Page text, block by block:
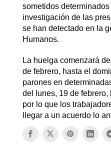
sometidos
investigación de las
se han detectado en la
Humanos.
La huelga comenzará
de febrero, hasta el
parones en
del lunes, 19 de
por lo que los
llegar a un acuerdo lo